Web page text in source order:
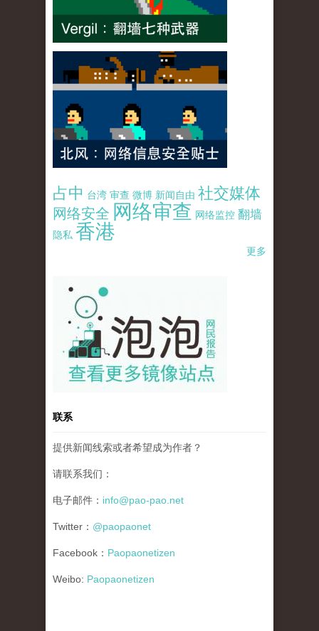
占中 台湾 审查 微博 新闻自由 社交媒体
网络安全 网络审查 网络监控 翻墙
隐私 香港
更多
pao-pao-banner-mirror-site-120814.jpg
联系
提供新闻线索或者希望成为作者？
请联系我们：
电子邮件： info@pao-pao.net
Twitter： @paopaonet
Facebook： Paopaonetizen
Weibo: Paopaonetizen